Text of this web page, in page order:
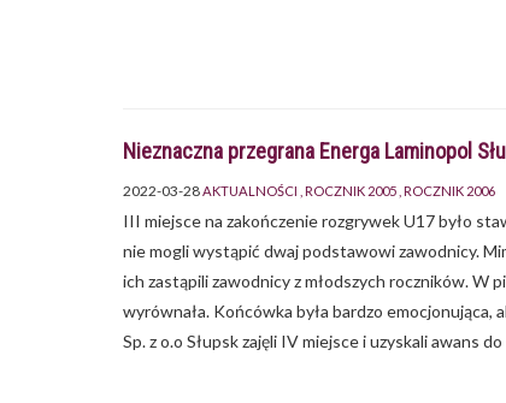
Nieznaczna przegrana Energa Laminopol
2022-03-28AKTUALNOŚCI ROCZNIK 2005 ROCZNIK 2006
III miejsce na zakończenie rozgrywek U17 było
nie mogli wystąpić dwaj podstawowi zawodnicy.
ich zastąpili zawodnicy z młodszych roczników. W
wyrównała. Końcówka była bardzo
Sp. z o.o Słupsk zajęli IV miejsce i uzyskali awans